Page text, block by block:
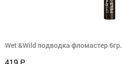
Wet &Wild подводка фломастер 6гр.